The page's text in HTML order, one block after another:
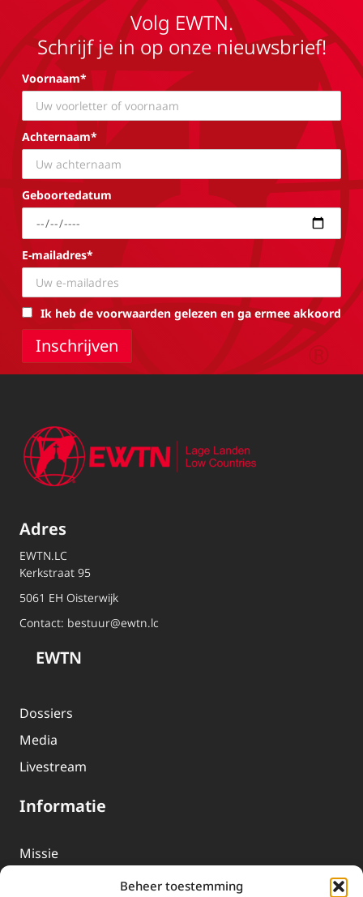
Beheer toestemming
Volg EWTN.
Schrijf je in op onze nieuwsbrief!
Voornaam*
Achternaam*
Geboortedatum
E-mailadres*
Ik heb de voorwaarden gelezen en ga ermee akkoord
Adres
EWTN.LC
Kerkstraat 95
5061 EH Oisterwijk
Contact: bestuur@ewtn.lc
EWTN
Dossiers
Media
Livestream
Informatie
Missie